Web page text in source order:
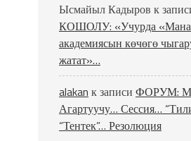
Ысмайыл Кадыров к
КОШОЛУ: «Учурда
академиясын көчөгө
жатат»…
alakan к записи ФОРУМ:
Агартуучу… Сессия…
“Тентек”… Резолюция